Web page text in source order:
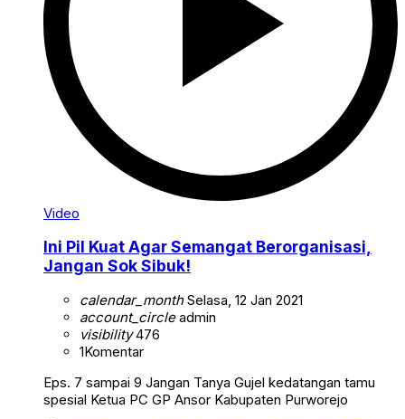
Video
Ini Pil Kuat Agar Semangat Berorganisasi,
Jangan Sok Sibuk!
calendar_monthSelasa, 12 Jan 2021
account_circleadmin
visibility476
1Komentar
Eps. 7 sampai 9 Jangan Tanya Gujel kedatangan tamu
spesial Ketua PC GP Ansor Kabupaten Purworejo